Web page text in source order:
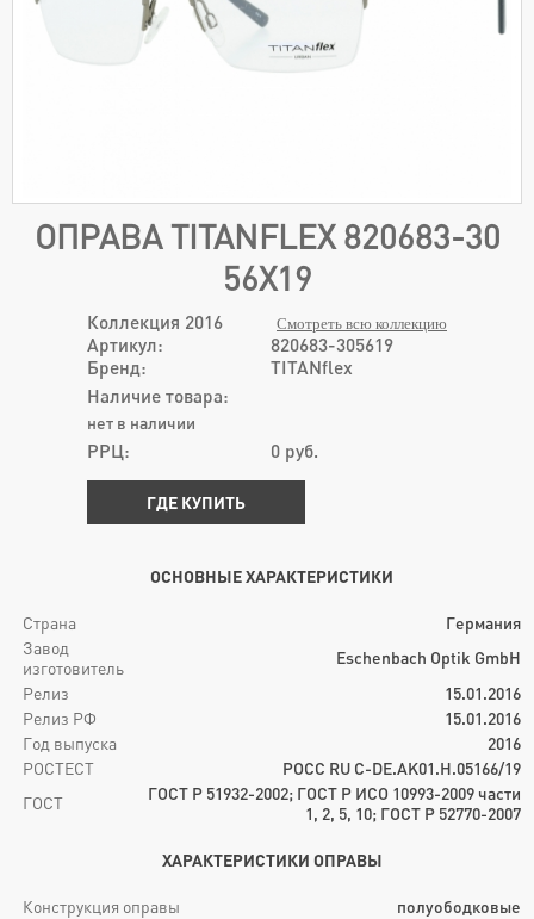
ОПРАВА TITANFLEX 820683-30
56Х19
Коллекция 2016 Смотреть всю коллекцию
Артикул:
820683-305619
Бренд:
TITANflex
Наличие товара:
нет в наличии
РРЦ: 0 руб.
ГДЕ КУПИТЬ
ОСНОВНЫЕ ХАРАКТЕРИСТИКИ
Страна
Германия
Завод
изготовитель
Eschenbach Optik GmbH
Релиз
15.01.2016
Релиз РФ
15.01.2016
Год выпуска
2016
РОСТЕСТ
РОСС RU C-DE.AK01.H.05166/19
ГОСТ
ГОСТ Р 51932-2002; ГОСТ Р ИСО 10993-2009 части
1, 2, 5, 10; ГОСТ Р 52770-2007
ХАРАКТЕРИСТИКИ ОПРАВЫ
Конструкция оправы
полуободковые